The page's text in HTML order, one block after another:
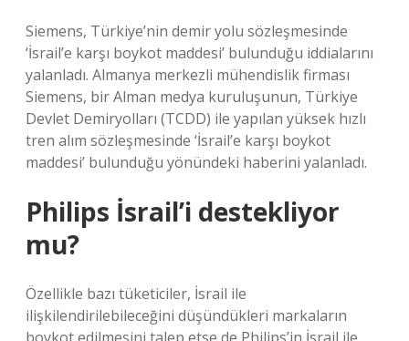
Siemens, Türkiye’nin demir yolu sözleşmesinde
‘İsrail’e karşı boykot maddesi’ bulunduğu iddialarını
yalanladı. Almanya merkezli mühendislik firması
Siemens, bir Alman medya kuruluşunun, Türkiye
Devlet Demiryolları (TCDD) ile yapılan yüksek hızlı
tren alım sözleşmesinde ‘İsrail’e karşı boykot
maddesi’ bulunduğu yönündeki haberini yalanladı.
Philips İsrail’i destekliyor
mu?
Özellikle bazı tüketiciler, İsrail ile
ilişkilendirilebileceğini düşündükleri markaların